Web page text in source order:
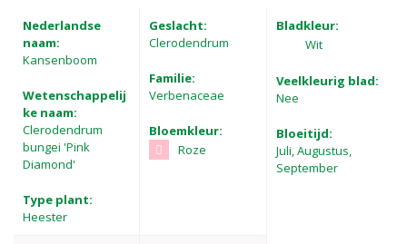
Nederlandse
naam:
Kansenboom
Wetenschappelij
ke naam:
Clerodendrum
bungei 'Pink
Diamond'
Type plant:
Heester
Geslacht:
Clerodendrum
Familie:
Verbenaceae
Bloemkleur:
Roze
Bladkleur:
Wit
Veelkleurig blad:
Nee
Bloeitijd:
Juli, Augustus,
September